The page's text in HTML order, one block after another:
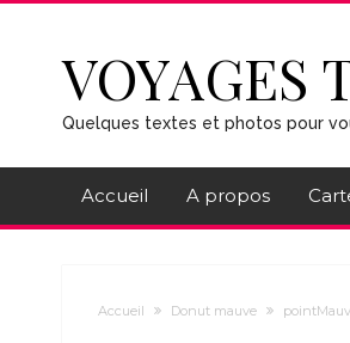
VOYAGES
Quelques textes et photos pour
Accueil A propos
Accueil Donut mauve